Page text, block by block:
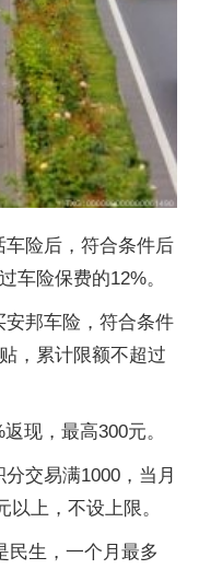
险后，符合条件后
车险保费的12%。
邦车险，符合条件
，累计限额不超过
现，最高300元。
交易满1000，当月
上，不设上限。
民生，一个月最多